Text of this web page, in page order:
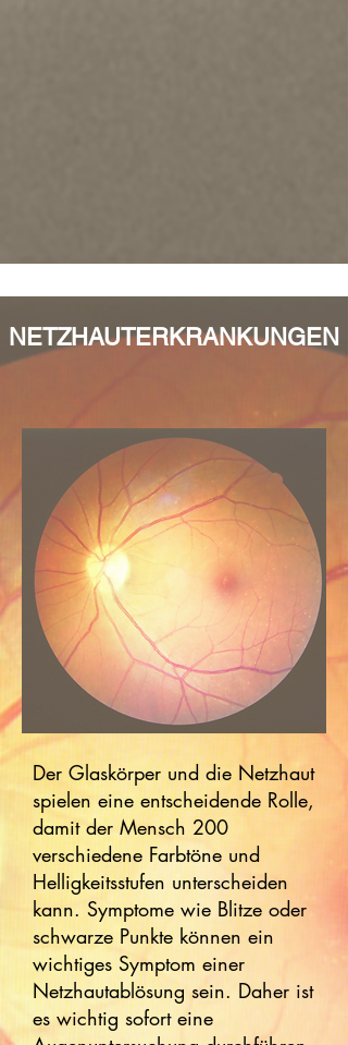
NETZHAUTERKRANKUNGEN
Der Glaskörper und die Netzhaut
spielen eine entscheidende Rolle,
damit der Mensch 200
verschiedene Farbtöne und
Helligkeitsstufen unterscheiden
kann. Symptome wie Blitze oder
schwarze Punkte können ein
wichtiges Symptom einer
Netzhautablösung sein. Daher ist
es wichtig sofort eine